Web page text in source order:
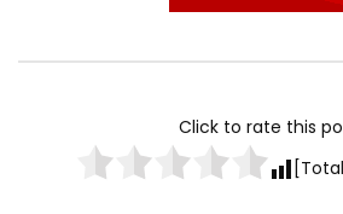
Click to rate this